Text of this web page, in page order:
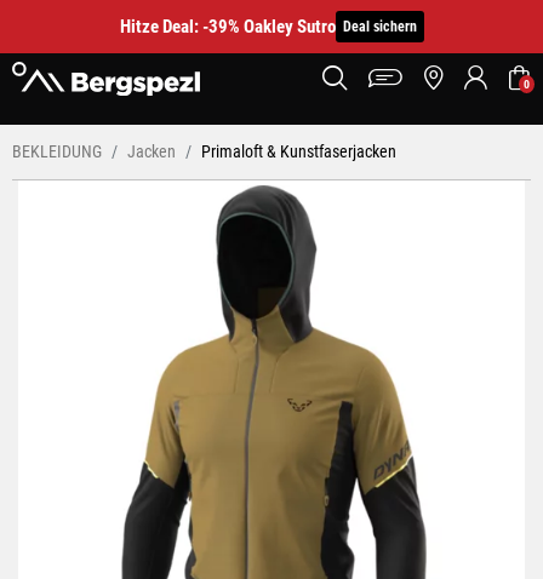
Hitze Deal: -39% Oakley Sutro Deal sichern
0
BEKLEIDUNG Jacken Primaloft & Kunstfaserjacken